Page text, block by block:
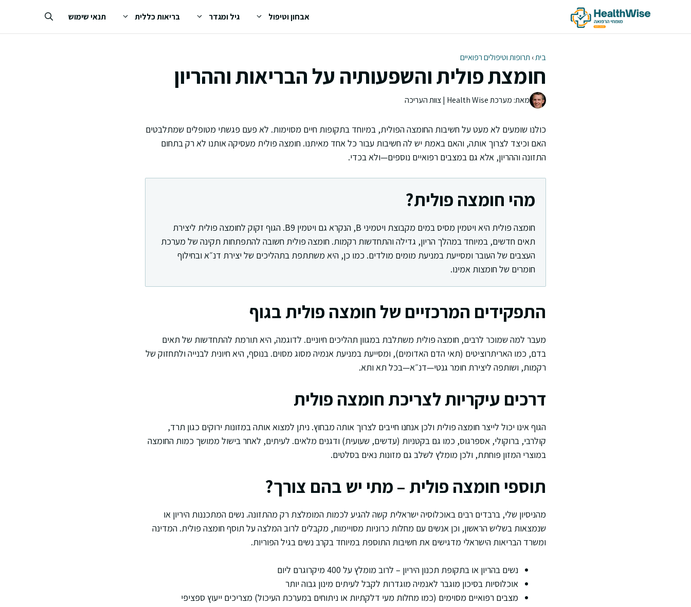
אבחון וטיפול גיל ומגדר בריאות כללית תנאי שימוש
בית› תרופות וטיפולים רפואיים
חומצת פולית והשפעותיה על הבריאות וההריון
מאת: מערכת Health Wise | צוות העריכה
כולנו שומעים לא מעט על חשיבות החומצה הפולית, במיוחד בתקופות חיים מסוימות. לא פעם פגשתי מטופלים שמתלבטים
האם וכיצד לצרוך אותה, והאם באמת יש לה חשיבות עבור כל אחד מאיתנו. חומצה פולית מעסיקה אותנו לא רק בתחום
התזונה וההריון, אלא גם במצבים רפואיים נוספים—ולא בכדי.
מהי חומצה פולית?
חומצה פולית היא ויטמין מסיס במים מקבוצת ויטמיני B, הנקרא גם ויטמין B9. הגוף זקוק לחומצה פולית ליצירת
תאים חדשים, במיוחד במהלך הריון, גדילה והתחדשות רקמות. חומצה פולית חשובה להתפתחות תקינה של מערכת
העצבים של העובר ומסייעת במניעת מומים מולדים. כמו כן, היא משתתפת בתהליכים של יצירת דנ״א ובחילוף
חומרים של חומצות אמינו.
התפקידים המרכזיים של חומצה פולית בגוף
מעבר למה שמוכר לרבים, חומצה פולית משתלבת במגוון תהליכים חיוניים. לדוגמה, היא תורמת להתחדשות של תאים
בדם, כמו האריתרוציטים (תאי הדם האדומים), ומסייעת במניעת אנמיה מסוג מסוים. בנוסף, היא חיונית לבנייה ולתחזוק של
רקמות, ושותפה ליצירת חומר גנטי—דנ״א—בכל תא ותא.
דרכים עיקריות לצריכת חומצה פולית
הגוף אינו יכול לייצר חומצה פולית ולכן אנחנו חייבים לצרוך אותה מבחוץ. ניתן למצוא אותה במזונות ירוקים כגון תרד,
קולרבי, ברוקולי, אספרגוס, כמו גם בקטניות (עדשים, שעועית) ודגנים מלאים. לעיתים, לאחר בישול ממושך כמות החומצה
במוצרי המזון פוחתת, ולכן מומלץ לשלב גם מזונות נאים בסלטים.
תוספי חומצה פולית – מתי יש בהם צורך?
מהניסיון שלי, ברבדים רבים באוכלוסיה ישראלית קשה להגיע לכמות המומלצת רק מהתזונה. נשים המתכננות היריון או
שנמצאות בשליש הראשון, וכן אנשים עם מחלות כרוניות מסויימות, מקבלים לרוב המלצה על תוסף חומצה פולית. המדינה
ומשרד הבריאות הישראלי מדגישים את חשיבות התוספת במיוחד בקרב נשים בגיל הפוריות.
נשים בהריון או בתקופת תכנון היריון – לרוב מומלץ על 400 מיקרוגרם ליום
אוכלוסיות בסיכון מוגבר לאנמיה מוגדרות לקבל לעיתים מינון גבוה יותר
מצבים רפואיים מסוימים (כמו מחלות מעי דלקתיות או ניתוחים במערכת העיכול) מצריכים ייעוץ ספציפי